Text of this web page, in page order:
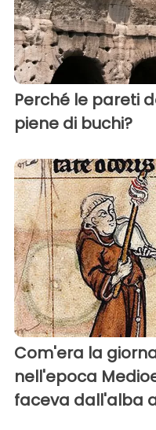
Perché le pareti
piene di buchi?
Com'era la
nell'epoca
faceva dall'alba